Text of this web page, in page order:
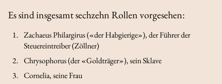
Es sind insgesamt sechzehn Rollen vorgesehen:
Zachaeus Philargirus («der Habgierige»), der Führer der
Steuereintreiber (Zöllner)
Chrysophorus (der «Goldträger»), sein Sklave
Cornelia, seine Frau